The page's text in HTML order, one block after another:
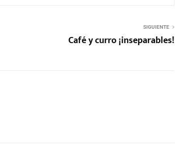
SIGUIENTE
Café y curro ¡inseparables!